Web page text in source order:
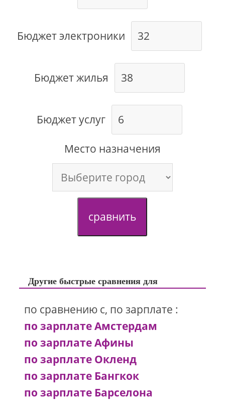
Бюджет электроники
Бюджет жилья
Бюджет услуг
Место назначения
сравнить
Другие быстрые сравнения для
по сравнению с, по зарплате :
по зарплате Амстердам
по зарплате Афины
по зарплате Окленд
по зарплате Бангкок
по зарплате Барселона